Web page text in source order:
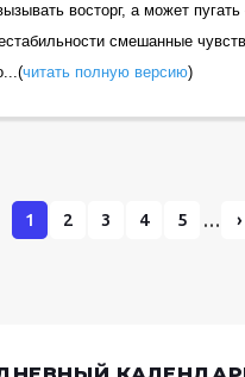
восторг, а может
смешанные
читать полную версию)
1 2 3 4 5 … ›